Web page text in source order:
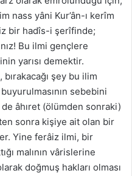
nass yâni Kur’ân-ı kerîm
bir hadîs-i şerîfinde;
Bu ilmi gençlere
yarısı demektir.
şey bu ilim
sebebini
âhıret (ölümden sonraki)
sonra kişiye ait olan bir
Yine ferâiz ilmi, bir
malının vârislerine
doğmuş hakları olması